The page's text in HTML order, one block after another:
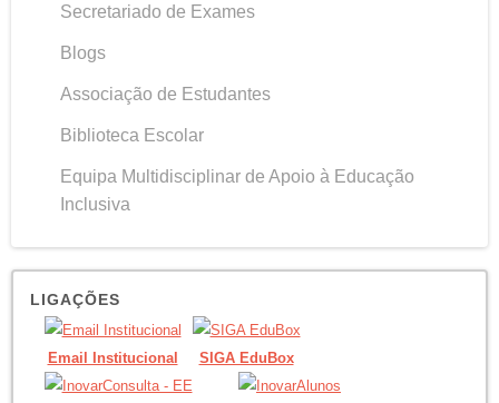
Secretariado de Exames
Blogs
Associação de Estudantes
Biblioteca Escolar
Equipa Multidisciplinar de Apoio à Educação
Inclusiva
LIGAÇÕES
Email Institucional SIGA EduBox